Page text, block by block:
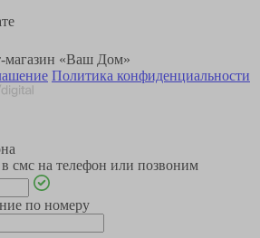
магазин «Ваш Дом»
Политика конфиденциальности
смс на телефон или позвоним
по номеру